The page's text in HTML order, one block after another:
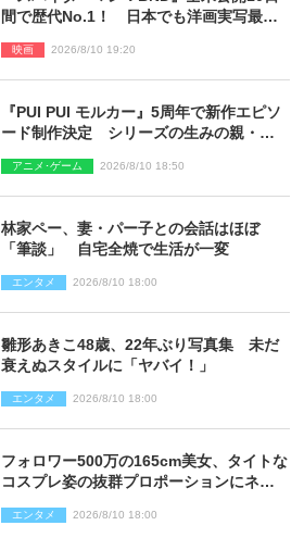
間で歴代No.1！ 日本でも洋画実写最速
映画 2026/8/10 19:20
『PUI PUI モルカー』5周年で新作エピソ
ード制作決定 シリーズの生みの親・見
アニメ･ゲーム 2026/8/10 18:50
林家ペー、妻・パー子との会話はほぼ
「筆談」 自宅全焼で生活が一変
エンタメ 2026/8/10 18:00
雛形あきこ48歳、22年ぶり写真集 未だ
衰えぬスタイルに「ヤバイ！」
エンタメ 2026/8/10 18:00
フォロワー500万の165cm美女、タイトな
コスプレ姿の抜群プロポーションにネッ
エンタメ 2026/8/10 18:00